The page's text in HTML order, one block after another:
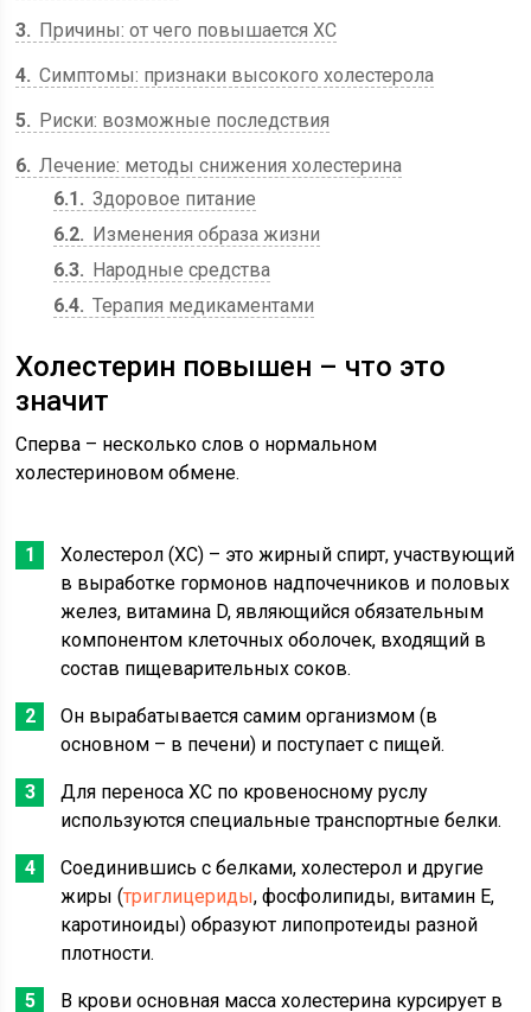
3
Причины: от чего повышается ХС
4 Симптомы: признаки высокого холестерола
5
Риски: возможные последствия
6 Лечение: методы снижения холестерина
6.1
Здоровое питание
6.2
Изменения образа жизни
6.3
Народные средства
6.4 Терапия медикаментами
Холестерин повышен – что это
значит
Сперва – несколько слов о нормальном
холестериновом обмене.
Холестерол (ХС) – это жирный спирт, участвующий
в выработке гормонов надпочечников и половых
желез, витамина D, являющийся обязательным
компонентом клеточных оболочек, входящий в
состав пищеварительных соков.
Он вырабатывается самим организмом (в
основном – в печени) и поступает с пищей.
Для переноса ХС по кровеносному руслу
используются специальные транспортные белки.
Соединившись с белками, холестерол и другие
жиры (триглицериды, фосфолипиды, витамин Е,
каротиноиды) образуют липопротеиды разной
плотности.
В крови основная масса холестерина курсирует в